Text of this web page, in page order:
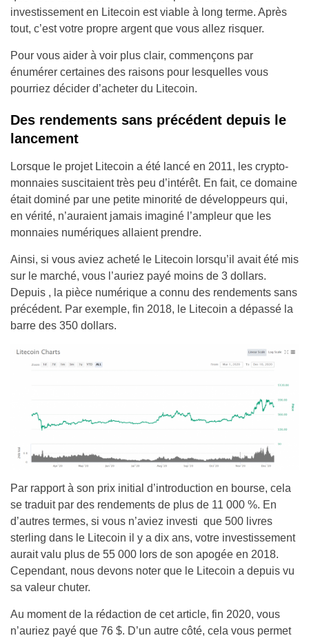
investissement en Litecoin est viable à long terme. Après
tout, c’est votre propre argent que vous allez risquer.
Pour vous aider à voir plus clair, commençons par
énumérer certaines des raisons pour lesquelles vous
pourriez décider d’acheter du Litecoin.
Des rendements sans précédent depuis le
lancement
Lorsque le projet Litecoin a été lancé en 2011, les crypto-
monnaies suscitaient très peu d’intérêt. En fait, ce domaine
était dominé par une petite minorité de développeurs qui,
en vérité, n’auraient jamais imaginé l’ampleur que les
monnaies numériques allaient prendre.
Ainsi, si vous aviez acheté le Litecoin lorsqu’il avait été mis
sur le marché, vous l’auriez payé moins de 3 dollars.
Depuis , la pièce numérique a connu des rendements sans
précédent. Par exemple, fin 2018, le Litecoin a dépassé la
barre des 350 dollars.
Par rapport à son prix initial d’introduction en bourse, cela
se traduit par des rendements de plus de 11 000 %. En
d’autres termes, si vous n’aviez investi que 500 livres
sterling dans le Litecoin il y a dix ans, votre investissement
aurait valu plus de 55 000 lors de son apogée en 2018.
Cependant, nous devons noter que le Litecoin a depuis vu
sa valeur chuter.
Au moment de la rédaction de cet article, fin 2020, vous
n’auriez payé que 76 $. D’un autre côté, cela vous permet